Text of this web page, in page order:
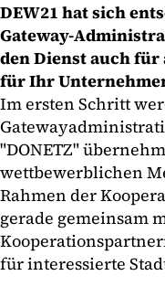
DEW21 hat sich
Gateway-
den Dienst auch
für Ihr
Im ersten Schritt
"DONETZ"
wettbewerblichen
Rahmen der
gerade gemeinsam
für interessierte